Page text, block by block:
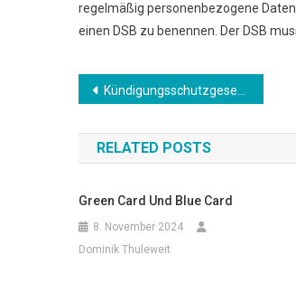
regelmäßig personenbezogene
einen DSB zu benennen. Der DSB
Beitrags-
Navigation
Kündigungsschutzgesetz
RELATED POSTS
Green Card Und Blue Card
8. November 2024
Dominik Thuleweit